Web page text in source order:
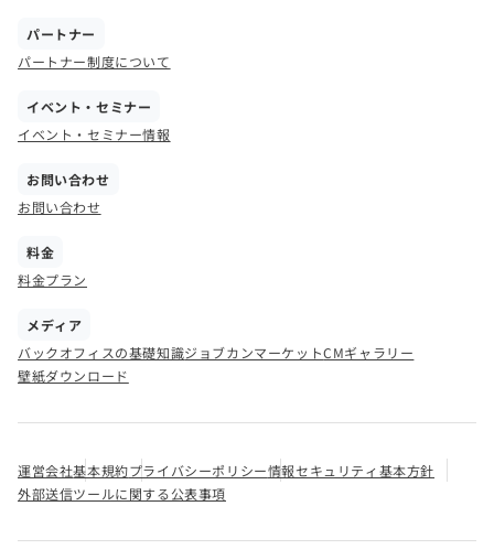
パートナー
パートナー制度について
イベント・セミナー
イベント・セミナー情報
お問い合わせ
お問い合わせ
料金
料金プラン
メディア
バックオフィスの基礎知識ジョブカンマーケットCMギャラリー
壁紙ダウンロード
運営会社基本規約プライバシーポリシー情報セキュリティ基本方針
外部送信ツールに関する公表事項